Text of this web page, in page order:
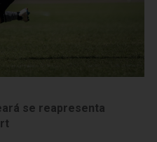
se reapresenta